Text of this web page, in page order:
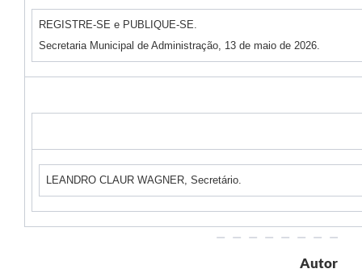
REGISTRE-SE e PUBLIQUE-SE.
Secretaria Municipal de Administração, 13 de maio de 2026.
LEANDRO CLAUR WAGNER, Secretário.
Autor